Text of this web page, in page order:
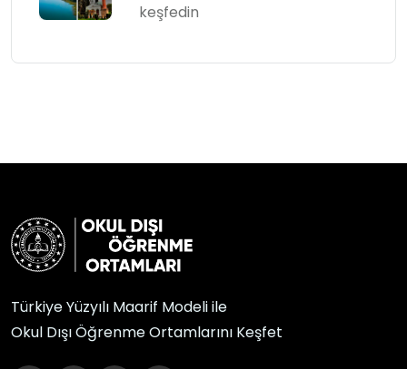
keşfedin
Türkiye Yüzyılı Maarif Modeli ile
Okul Dışı Öğrenme Ortamlarını Keşfet